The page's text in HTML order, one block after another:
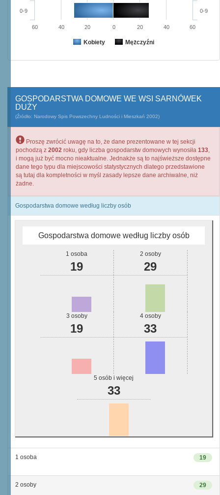
Kobiety Mężczyźni
0-9 0-9
60 40 20 0 20 40 60
GOSPODARSTWA DOMOWE WE WSI SARNÓWEK
DUŻY
(Źródło: Narodowy Spis Powszechny Ludności i Mieszkań 2002)
Proszę zwrócić uwagę na to, że dane prezentowane w tej sekcji
pochodzą z 2002 roku, gdy liczba gospodarstw domowych wynosiła 133,
i mogą już być mocno nieaktualne. Jednakże są to najświeższe dostępne
dane tego typu dla miejscowości statystycznych dlatego przedstawione
są tutaj dla kompletności w myśl zasady lepsze dane archiwalne, niż
żadne.
Gospodarstwa domowe według liczby osób
Gospodarstwa domowe według liczby osób
1 osoba
19
2 osoby
29
3 osoby
19
4 osoby
33
5 osób i więcej
33
19
1 osoba
29
2 osoby